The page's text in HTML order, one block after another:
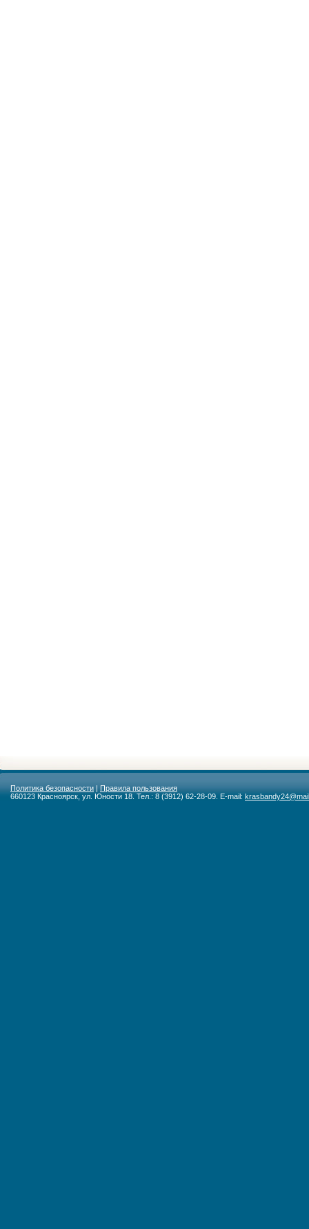
Политика безопасности|Правила пользования
660123 Красноярск, ул. Юности 18. Тел.: 8 (3912) 62-28-09. E-mail: